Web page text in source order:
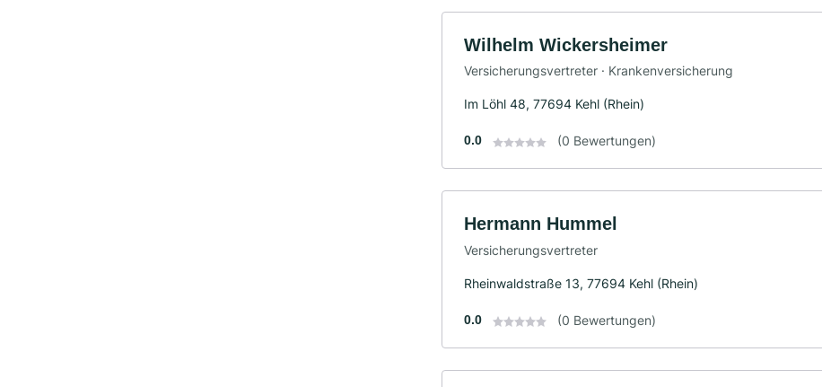
Wilhelm Wickersheimer
Versicherungsvertreter · Krankenversicherung
Im Löhl 48, 77694 Kehl (Rhein)
0.0 (0 Bewertungen)
Hermann Hummel
Versicherungsvertreter
Rheinwaldstraße 13, 77694 Kehl (Rhein)
0.0 (0 Bewertungen)